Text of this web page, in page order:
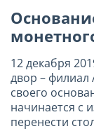
12 декабря
двор – филиал
своего
начинается с
перенести